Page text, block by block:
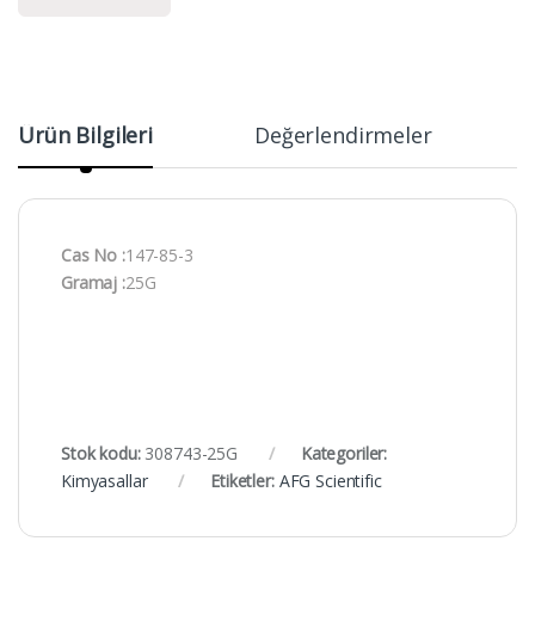
Ürün Bilgileri Değerlendirmeler
Cas No :147-85-3
Gramaj :25G
Stok kodu: 308743-25G
Kategoriler:
Kimyasallar
Etiketler: AFG Scientific